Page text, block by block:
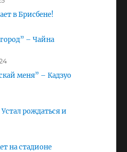
в Брисбене!
– Чайна
меня” – Кадзуо
рождаться и
на стадионе